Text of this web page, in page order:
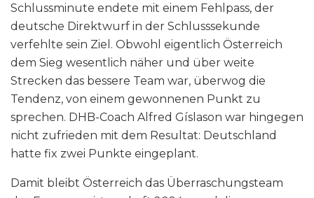
Schlussminute endete mit einem Fehlpass, der
deutsche Direktwurf in der Schlusssekunde
verfehlte sein Ziel. Obwohl eigentlich Österreich
dem Sieg wesentlich näher und über weite
Strecken das bessere Team war, überwog die
Tendenz, von einem gewonnenen Punkt zu
sprechen. DHB-Coach Alfred Gíslason war hingegen
nicht zufrieden mit dem Resultat: Deutschland
hatte fix zwei Punkte eingeplant.
Damit bleibt Österreich das Überraschungsteam